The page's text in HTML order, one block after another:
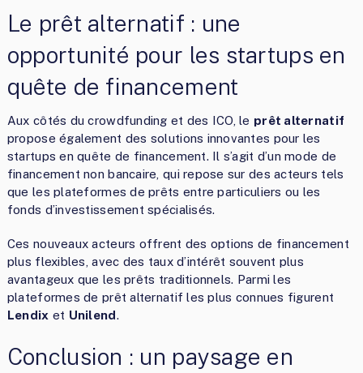
Le prêt alternatif : une
opportunité pour les startups en
quête de financement
Aux côtés du crowdfunding et des ICO, le prêt alternatif
propose également des solutions innovantes pour les
startups en quête de financement. Il s’agit d’un mode de
financement non bancaire, qui repose sur des acteurs tels
que les plateformes de prêts entre particuliers ou les
fonds d’investissement spécialisés.
Ces nouveaux acteurs offrent des options de financement
plus flexibles, avec des taux d’intérêt souvent plus
avantageux que les prêts traditionnels. Parmi les
plateformes de prêt alternatif les plus connues figurent
Lendix et Unilend.
Conclusion : un paysage en